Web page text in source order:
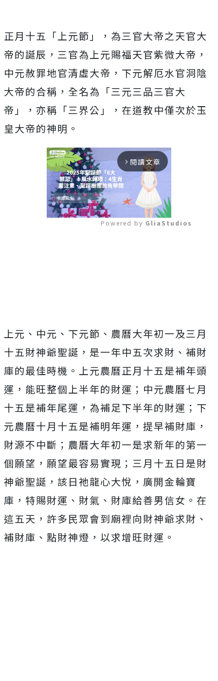
正月十五「上元節」，為三官大帝之天官大
帝的誕辰，三官為上元賜福天官紫微大帝，
中元赦罪地官清虛大帝，下元解厄水官洞陰
大帝的合稱，全名為「三元三品三官大
帝」，亦稱「三界公」，在道教中僅次於玉
皇大帝的神明。
arrow_forward_ios 閱讀文章
Powered by GliaStudios
上元、中元、下元節、農曆大年初一及三月
十五財神爺聖誕，是一年中五次求財、補財
庫的最佳時機。上元農曆正月十五是補年頭
運，能旺整個上半年的財運；中元農曆七月
十五是補年尾運，為補足下半年的財運；下
元農曆十月十五是補明年運，提早補財庫，
財源不中斷；農曆大年初一是求新年的第一
個願望，願望最容易實現；三月十五日是財
神爺聖誕，該日祂龍心大悅，廣開金輪寶
庫，特賜財運、財氣、財庫給善男信女。在
這五天，許多民眾會到廟裡向財神爺求財、
補財庫、點財神燈，以求增旺財運。